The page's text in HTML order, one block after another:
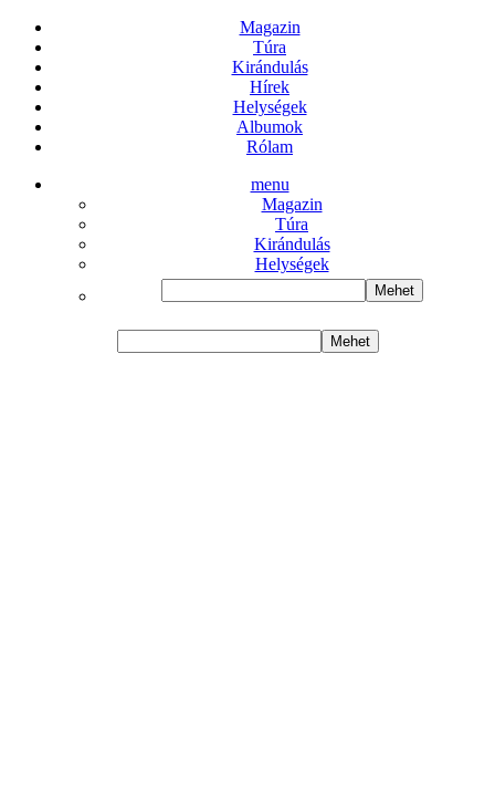
Magazin
Túra
Kirándulás
Hírek
Helységek
Albumok
Rólam
menu
Magazin
Túra
Kirándulás
Helységek